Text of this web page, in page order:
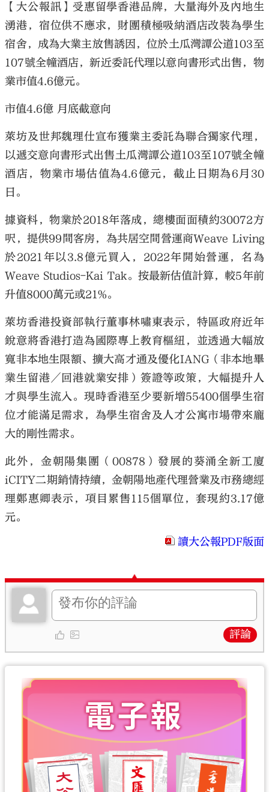
【大公報訊】受惠留學香港品牌，大量海外及內地生
湧港，宿位供不應求，財團積極吸納酒店改裝為學生
宿舍，成為大業主放售誘因，位於土瓜灣譚公道103至
107號全幢酒店，新近委託代理以意向書形式出售，物
業市值4.6億元。
市值4.6億 月底截意向
萊坊及世邦魏理仕宣布獲業主委託為聯合獨家代理，
以遞交意向書形式出售土瓜灣譚公道103至107號全幢
酒店，物業市場估值為4.6億元，截止日期為6月30
日。
據資料，物業於2018年落成，總樓面面積約30072方
呎，提供99間客房，為共居空間營運商Weave Living
於2021年以3.8億元買入，2022年開始營運，名為
Weave Studios-Kai Tak。按最新估值計算，較5年前
升值8000萬元或21%。
萊坊香港投資部執行董事林嘯東表示，特區政府近年
銳意將香港打造為國際專上教育樞紐，並透過大幅放
寬非本地生限額、擴大高才通及優化IANG（非本地畢
業生留港／回港就業安排）簽證等政策，大幅提升人
才與學生流入。現時香港至少要新增55400個學生宿
位才能滿足需求，為學生宿舍及人才公寓市場帶來龐
大的剛性需求。
此外，金朝陽集團（00878）發展的葵涌全新工廈
iCITY二期銷情持續，金朝陽地產代理營業及市務總經
理鄭惠卿表示，項目累售115個單位，套現約3.17億
元。
讀大公報PDF版面
評論